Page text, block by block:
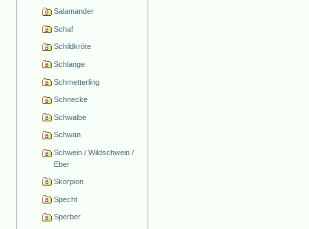
Salamander
Schaf
Schildkröte
Schlange
Schmetterling
Schnecke
Schwalbe
Schwan
Schwein / Wildschwein /
Eber
Skorpion
Specht
Sperber